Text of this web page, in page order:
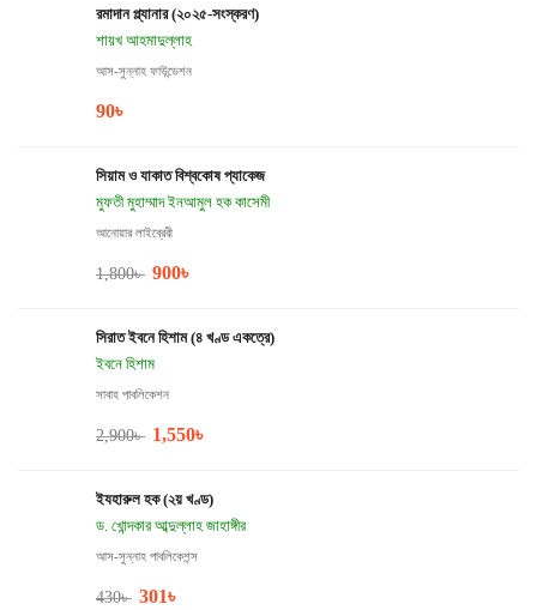
রমাদান প্ল্যানার (২০২৫-সংস্করণ)
শায়খ আহমাদুল্লাহ
আস-সুন্নাহ ফাউন্ডেশন
90৳
সিয়াম ও যাকাত বিশ্বকোষ প্যাকেজ
মুফতী মুহাম্মাদ ইনআমুল হক কাসেমী
আনোয়ার লাইব্রেরী
1,800৳ 900৳
সিরাত ইবনে হিশাম (৪ খণ্ড একত্রে)
ইবনে হিশাম
সাবাহ পাবলিকেশন
2,900৳ 1,550৳
ইযহারুল হক (২য় খণ্ড)
ড. খোন্দকার আব্দুল্লাহ জাহাঙ্গীর
আস-সুন্নাহ পাবলিকেশন্স
430৳ 301৳